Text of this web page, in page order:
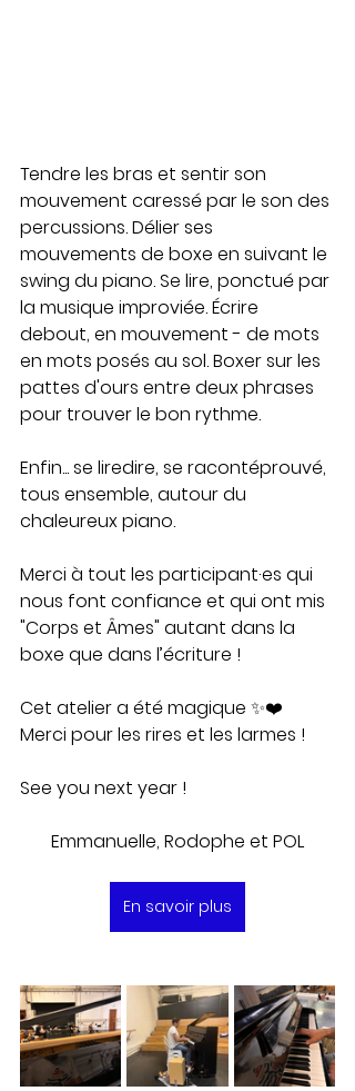
Tendre les bras et sentir son
mouvement caressé par le son des
percussions. Délier ses
mouvements de boxe en suivant le
swing du piano. Se lire, ponctué par
la musique improviée. Écrire
debout, en mouvement - de mots
en mots posés au sol. Boxer sur les
pattes d'ours entre deux phrases
pour trouver le bon rythme.
Enfin... se liredire, se racontéprouvé,
tous ensemble, autour du
chaleureux piano.
Merci à tout les participant·es qui
nous font confiance et qui ont mis
"Corps et Âmes" autant dans la
boxe que dans l’écriture !
Cet atelier a été magique ✨❤️
Merci pour les rires et les larmes !
See you next year !
Emmanuelle, Rodophe et POL
En savoir plus